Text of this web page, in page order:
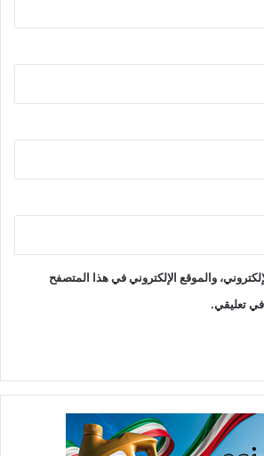
والموقع الإلكتروني في هذا المتصفح
في تعليقي.